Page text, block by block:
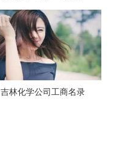
吉林化学公司工商名录